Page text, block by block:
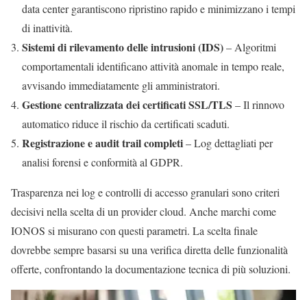
data center garantiscono ripristino rapido e minimizzano i tempi
di inattività.
Sistemi di rilevamento delle intrusioni (IDS)– Algoritmi
comportamentali identificano attività anomale in tempo reale,
avvisando immediatamente gli amministratori.
Gestione centralizzata dei certificati SSL/TLS – Il rinnovo
automatico riduce il rischio da certificati scaduti.
Registrazione e audit trail completi– Log dettagliati per
analisi forensi e conformità al GDPR.
Trasparenza nei log e controlli di accesso granulari sono criteri
decisivi nella scelta di un provider cloud. Anche marchi come
IONOS si misurano con questi parametri. La scelta finale
dovrebbe sempre basarsi su una verifica diretta delle funzionalità
offerte, confrontando la documentazione tecnica di più soluzioni.